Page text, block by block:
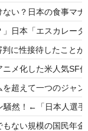
い？日本の食事
日本「エスカレー
に性接待したことが
メ化した米人気SF
超えて一つのジャ
然！←「日本人選
もない規模の国民